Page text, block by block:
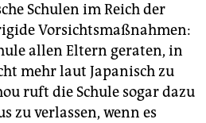
Schulen im Reich der
Vorsichtsmaßnahmen:
allen Eltern geraten, in
mehr laut Japanisch zu
ruft die Schule sogar dazu
zu verlassen, wenn es